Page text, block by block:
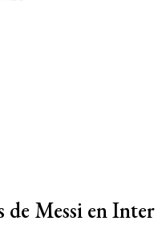
Messi en Inter